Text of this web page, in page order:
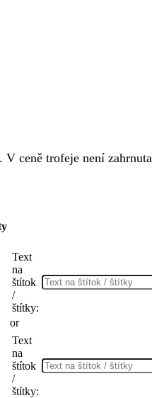
ceně trofeje není zahrnuta
Text
na
štítok
/
štítky:
or
Text
na
štítok
/
štítky: